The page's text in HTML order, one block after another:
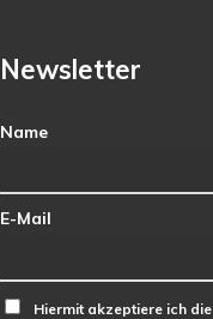
Newsletter
Name
E-Mail
Hiermit akzeptiere ich die